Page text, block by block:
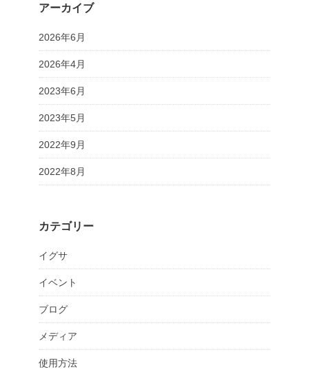
アーカイブ
2026年6月
2026年4月
2023年6月
2023年5月
2022年9月
2022年8月
カテゴリー
イグサ
イベント
ブログ
メディア
使用方法